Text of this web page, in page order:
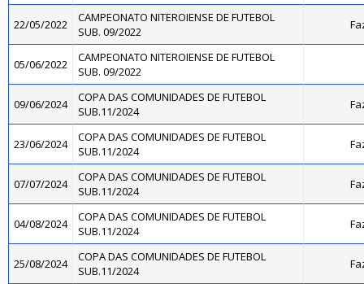
22/05/2022
CAMPEONATO NITEROIENSE DE FUTEBOL
SUB. 09/2022
05/06/2022
CAMPEONATO NITEROIENSE DE FUTEBOL
SUB. 09/2022
09/06/2024
COPA DAS COMUNIDADES DE FUTEBOL
SUB.11/2024
23/06/2024
COPA DAS COMUNIDADES DE FUTEBOL
SUB.11/2024
07/07/2024
COPA DAS COMUNIDADES DE FUTEBOL
SUB.11/2024
04/08/2024
COPA DAS COMUNIDADES DE FUTEBOL
SUB.11/2024
25/08/2024
COPA DAS COMUNIDADES DE FUTEBOL
SUB.11/2024